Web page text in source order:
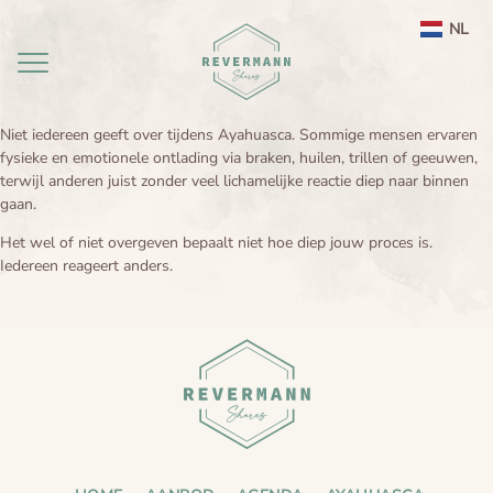
NL
EN
Home
Ayahuasca ceremonie weekend Nederland
Ayahuasca integratie
agenda
Ayahuasca informatie
Ayahuasca ceremonie
Ayahuasca veiligheid
Reviews
Niet iedereen geeft over tijdens Ayahuasca. Sommige mensen ervaren
fysieke en emotionele ontlading via braken, huilen, trillen of geeuwen,
terwijl anderen juist zonder veel lichamelijke reactie diep naar binnen
gaan.
Het wel of niet overgeven bepaalt niet hoe diep jouw proces is.
Iedereen reageert anders.